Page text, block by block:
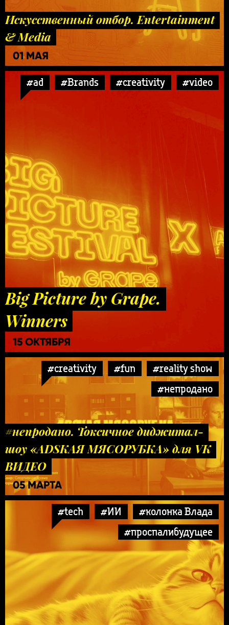
Искусственный отбор. Entertainment
& Media
01 МАЯ
#ad #Brands #creativity #video
Big Picture by Grape.
Winners
15 ОКТЯБРЯ
#creativity #fun
#reality show
#непродано
#непродано. Токсичное диджитал-
шоу «ADSКАЯ МЯСОРУБКА» для VK
ВИДЕО
05 МАРТА
#tech #ИИ
#колонка Влада
#проспалибудущее